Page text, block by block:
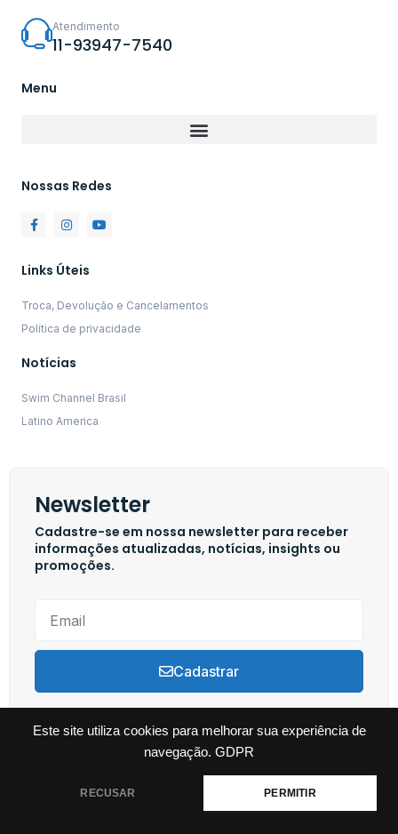
Este site utiliza cookies para melhorar sua experiência de
navegação. GDPR
RECUSAR PERMITIR
Atendimento
11-93947-7540
Menu
Nossas Redes
Links Úteis
Troca, Devolução e Cancelamentos
Política de privacidade
Notícias
Swim Channel Brasil
Latino America
Newsletter
Cadastre-se em nossa newsletter para receber
informações atualizadas, notícias, insights ou
promoções.
Cadastrar
Copyright © 2024 Swim Channel, Todos os direitos reservados. Powered by
Tutti Marketing